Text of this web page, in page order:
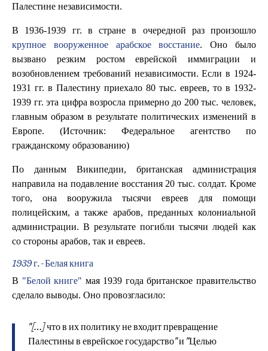
Палестине независимости.
В 1936-1939 гг. в стране в очередной раз произошло
крупное вооруженное арабское восстание. Оно было
вызвано резким ростом еврейской иммиграции и
возобновлением требований независимости. Если в 1924-
1931 гг. в Палестину приехало 80 тыс. евреев, то в 1932-
1939 гг. эта цифра возросла примерно до 200 тыс. человек,
главным образом в результате политических изменений в
Европе. (Источник: Федеральное агентство по
гражданскому образованию)
По данным Википедии, британская администрация
направила на подавление восстания 20 тыс. солдат. Кроме
того, она вооружила тысячи евреев для помощи
полицейским, а также арабов, преданных колониальной
администрации. В результате погибли тысячи людей как
со стороны арабов, так и евреев.
1939 г. - Белая книга
В "Белой книге" мая 1939 года британское правительство
сделало выводы. Оно провозгласило:
"[…] что в их политику не входит превращение
Палестины в еврейское государство" и "Целью